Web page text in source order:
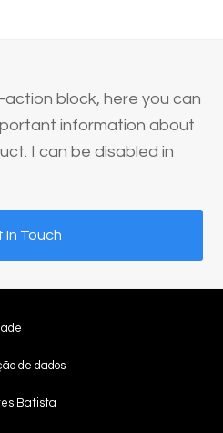
block, here you can
information about
I can be disabled in
In Touch
de dados
Batista